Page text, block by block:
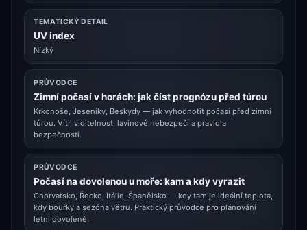
TEMATICKÝ DETAIL
UV index
Nízký
PRŮVODCE
Zimní počasí v horách: jak číst prognózu před túrou
Krkonoše, Jeseníky, Beskydy — jak vyhodnotit počasí před zimní
túrou. Vítr, viditelnost, lavinové nebezpečí a pravidla
bezpečnosti.
PRŮVODCE
Počasí na dovolenou u moře: kam a kdy vyrazit
Chorvatsko, Řecko, Itálie, Španělsko — kdy tam je ideální teplota,
kdy bouřky a sezóna větru. Praktický průvodce pro plánování
letní dovolené.